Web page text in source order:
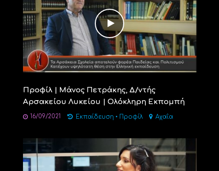
Προφίλ | Μάνος Πετράκης, Δ/ντής
Αρσακείου Λυκείου | Ολόκληρη Εκπομπή
16/09/2021 Εκπαίδευση • Προφίλ Αχαΐα